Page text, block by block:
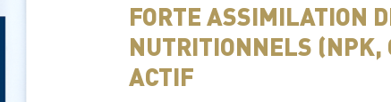
FORTE ASSIMILATION
NUTRITIONNELS (NPK,
ACTIF